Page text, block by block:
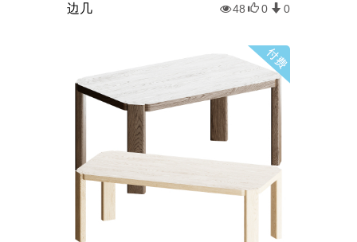
边几 48 0 0